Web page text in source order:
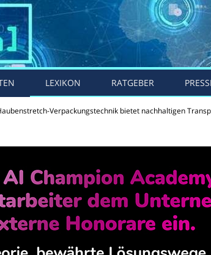
LEXIKON RATGEBER
Verpackungstechnik bietet nachhaltigen